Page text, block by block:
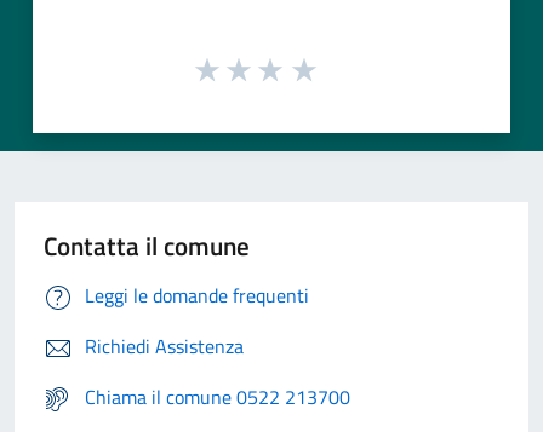
Contatta il comune
Leggi le domande frequenti
Richiedi Assistenza
Chiama il comune 0522 213700